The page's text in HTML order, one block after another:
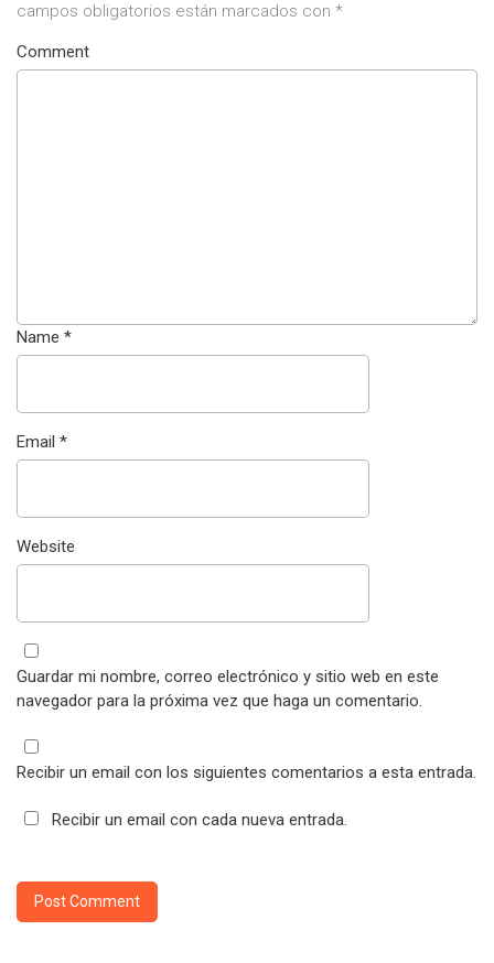
campos obligatorios están marcados con *
Comment
Name *
Email *
Website
Guardar mi nombre, correo electrónico y sitio web en este
navegador para la próxima vez que haga un comentario.
Recibir un email con los siguientes comentarios a esta entrada.
Recibir un email con cada nueva entrada.